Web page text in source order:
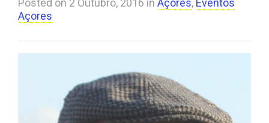
Posted on 2 Outubro, 2016 in Açores, Eventos
Açores